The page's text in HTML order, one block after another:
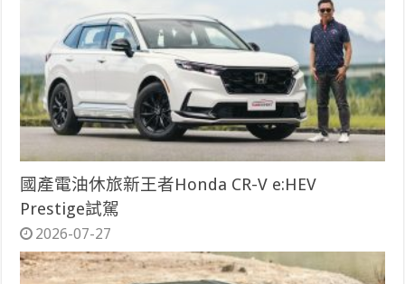
國產電油休旅新王者Honda CR-V e:HEV
Prestige試駕
2026-07-27